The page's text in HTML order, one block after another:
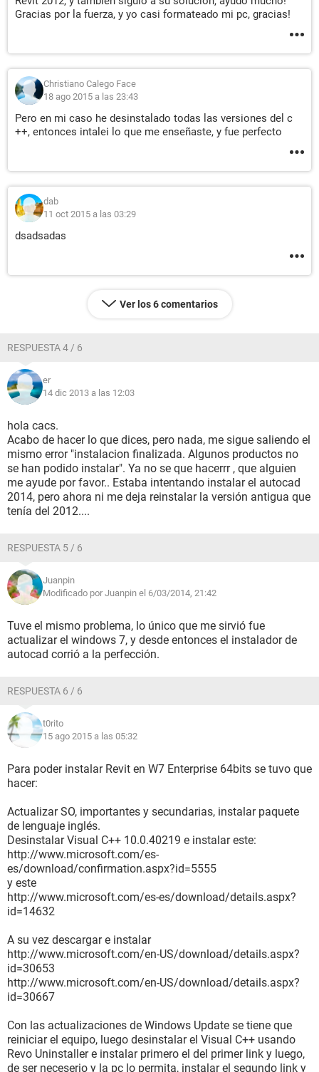
Gracias por la fuerza, y yo casi formateado mi pc, gracias!
Christiano Calego Face
18 ago 2015 a las 23:43
Pero en mi caso he desinstalado todas las versiones del c
++, entonces intalei lo que me enseñaste, y fue perfecto
dab
11 oct 2015 a las 03:29
dsadsadas
Ver los 6 comentarios
RESPUESTA 4 / 6
er
14 dic 2013 a las 12:03
hola cacs.
Acabo de hacer lo que dices, pero nada, me sigue saliendo el
mismo error "instalacion finalizada. Algunos productos no
se han podido instalar". Ya no se que hacerrr , que alguien
me ayude por favor.. Estaba intentando instalar el autocad
2014, pero ahora ni me deja reinstalar la versión antigua que
tenía del 2012....
RESPUESTA 5 / 6
Juanpin
Modificado por Juanpin el 6/03/2014, 21:42
Tuve el mismo problema, lo único que me sirvió fue
actualizar el windows 7, y desde entonces el instalador de
autocad corrió a la perfección.
RESPUESTA 6 / 6
t0rito
15 ago 2015 a las 05:32
Para poder instalar Revit en W7 Enterprise 64bits se tuvo que
hacer:
Actualizar SO, importantes y secundarias, instalar paquete
de lenguaje inglés.
Desinstalar Visual C++ 10.0.40219 e instalar este:
http://www.microsoft.com/es-
es/download/confirmation.aspx?id=5555
y este
http://www.microsoft.com/es-es/download/details.aspx?
id=14632
A su vez descargar e instalar
http://www.microsoft.com/en-US/download/details.aspx?
id=30653
http://www.microsoft.com/en-US/download/details.aspx?
id=30667
Con las actualizaciones de Windows Update se tiene que
reiniciar el equipo, luego desinstalar el Visual C++ usando
Revo Uninstaller e instalar primero el del primer link y luego,
de ser neceserio y la pc lo permita, instalar el segundo link y